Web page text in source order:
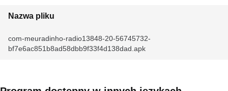
Nazwa pliku
com-meuradinho-radio13848-20-56745732-
bf7e6ac851b8ad58dbb9f33f4d138dad.apk